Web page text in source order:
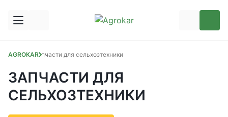
AGROKARЗапчасти для сельхозтехники
ЗАПЧАСТИ ДЛЯ
СЕЛЬХОЗТЕХНИКИ